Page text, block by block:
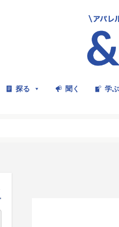
探る 聞く 学ぶ